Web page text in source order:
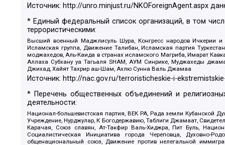
Источник: http://unro.minjust.ru/NKOForeignAgent.aspx
* Единый федеральный список организаций, в том
террористическими:
Высший военный Маджлисуль Шура, Конгресс народов Ичкерии и
Исламская группа, Движение Талибан, Исламская партия
моджахедов, Аль-Каида в странах исламского Магриба, Имарат
Аллаха Субхану уа Тагьаля SHAM, АУМ Синрике, Муджахеды
Джихад, Хайят Тахрир аш-Шам, Ахлю Сунна Валь Джамаа
Источник: http://nac.gov.ru/terroristicheskie-i-
* Перечень общественных объединений и
деятельности:
Национал-большевистская партия, ВЕК РА, Рада земли Кубанской
Учреждение, Нурджулар, К Богодержавию, Таблиги Джамаат,
Карачая, Союз славян, Ат-Такфир Валь-Хиджра, Пит Буль,
Социалистическая Инициатива города Череповца, Духовно-
общенациональный союз, Движение против нелегальной